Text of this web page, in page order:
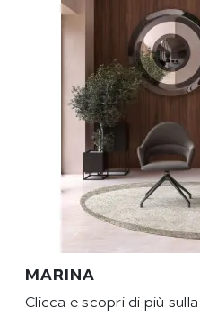
MARINA
Clicca e scopri di più